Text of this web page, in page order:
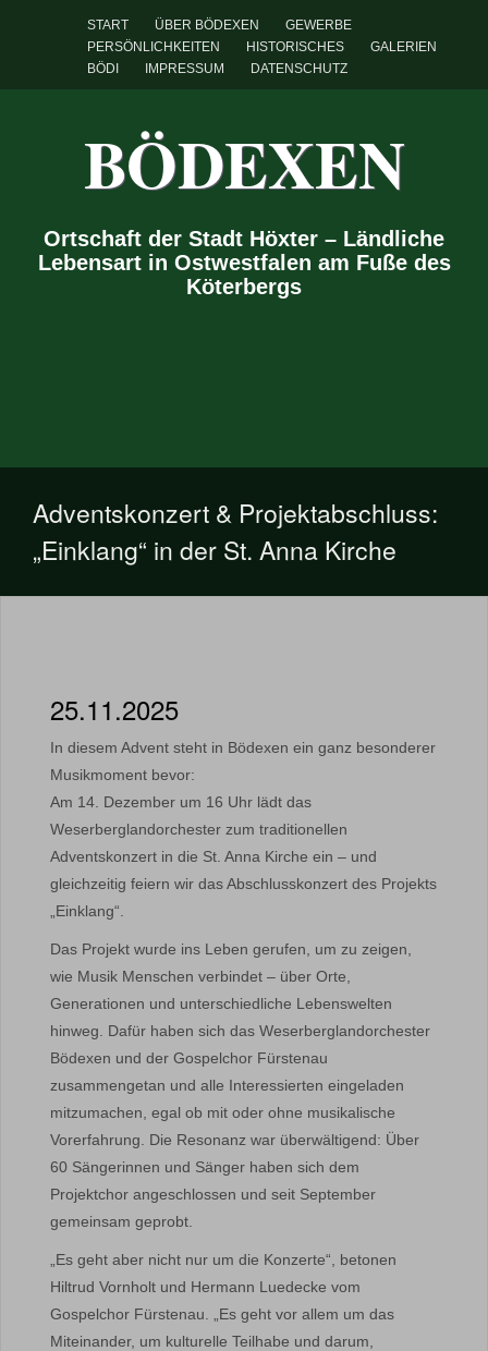
START ÜBER BÖDEXEN
GEWERBE
PERSÖNLICHKEITEN
HISTORISCHES
GALERIEN
BÖDI
IMPRESSUM DATENSCHUTZ
BÖDEXEN
Ortschaft der Stadt Höxter – Ländliche
Lebensart in Ostwestfalen am Fuße des
Köterbergs
Adventskonzert & Projektabschluss:
„Einklang“ in der St. Anna Kirche
25.11.2025
In diesem Advent steht in Bödexen ein ganz besonderer
Musikmoment bevor:
Am 14. Dezember um 16 Uhr lädt das
Weserberglandorchester zum traditionellen
Adventskonzert in die St. Anna Kirche ein – und
gleichzeitig feiern wir das Abschlusskonzert des Projekts
„Einklang“.
Das Projekt wurde ins Leben gerufen, um zu zeigen,
wie Musik Menschen verbindet – über Orte,
Generationen und unterschiedliche Lebenswelten
hinweg. Dafür haben sich das Weserberglandorchester
Bödexen und der Gospelchor Fürstenau
zusammengetan und alle Interessierten eingeladen
mitzumachen, egal ob mit oder ohne musikalische
Vorerfahrung. Die Resonanz war überwältigend: Über
60 Sängerinnen und Sänger haben sich dem
Projektchor angeschlossen und seit September
gemeinsam geprobt.
„Es geht aber nicht nur um die Konzerte“, betonen
Hiltrud Vornholt und Hermann Luedecke vom
Gospelchor Fürstenau. „Es geht vor allem um das
Miteinander, um kulturelle Teilhabe und darum,